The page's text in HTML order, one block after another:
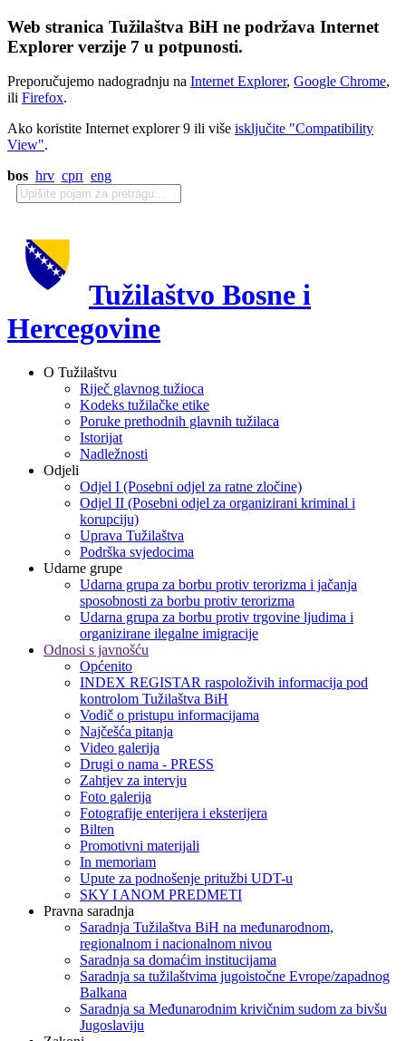
Web stranica Tužilaštva BiH ne podržava Internet
Explorer verzije 7 u potpunosti.
Preporučujemo nadogradnju na Internet Explorer, Google Chrome,
ili Firefox.
Ako koristite Internet explorer 9 ili više isključite "Compatibility
View".
bos hrv срп eng
Tužilaštvo Bosne i
Hercegovine
O Tužilaštvu
Riječ glavnog tužioca
Kodeks tužilačke etike
Poruke prethodnih glavnih tužilaca
Istorijat
Nadležnosti
Odjeli
Odjel I (Posebni odjel za ratne zločine)
Odjel II (Posebni odjel za organizirani kriminal i
korupciju)
Uprava Tužilaštva
Podrška svjedocima
Udarne grupe
Udarna grupa za borbu protiv terorizma i jačanja
sposobnosti za borbu protiv terorizma
Udarna grupa za borbu protiv trgovine ljudima i
organizirane ilegalne imigracije
Odnosi s javnošću
Općenito
INDEX REGISTAR raspoloživih informacija pod
kontrolom Tužilaštva BiH
Vodič o pristupu informacijama
Najčešća pitanja
Video galerija
Drugi o nama - PRESS
Zahtjev za intervju
Foto galerija
Fotografije enterijera i eksterijera
Bilten
Promotivni materijali
In memoriam
Upute za podnošenje pritužbi UDT-u
SKY I ANOM PREDMETI
Pravna saradnja
Saradnja Tužilaštva BiH na međunarodnom,
regionalnom i nacionalnom nivou
Saradnja sa domaćim institucijama
Saradnja sa tužilaštvima jugoistočne Evrope/zapadnog
Balkana
Saradnja sa Međunarodnim krivičnim sudom za bivšu
Jugoslaviju